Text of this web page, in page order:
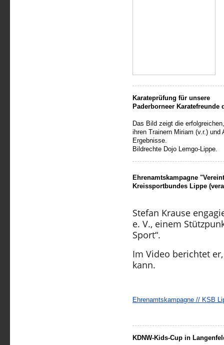
Karateprüfung für unsere
Paderborneer Karatefreunde
Das Bild zeigt die
ihren Trainern Miriam (v.r.)
Ergebnisse.
Bildrechte Dojo Lemgo-Lippe.
Ehrenamtskampagne
Kreissportbundes Lippe
Stefan Krause
e. V., einem
Sport“.
Im Video berichtet
kann.
Ehrenamtskampagne // KSB
KDNW-Kids-Cup in